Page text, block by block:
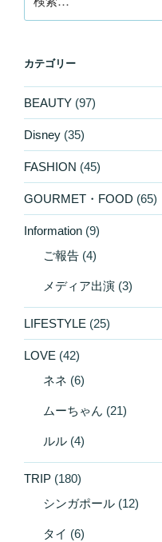
索:
カテゴリー
BEAUTY (97)
Disney (35)
FASHION (45)
GOURMET・FOOD (65)
Information (9)
ご報告 (4)
メディア出演 (3)
LIFESTYLE (25)
LOVE (42)
ネネ (6)
ムーちゃん (21)
ルル (4)
TRIP (180)
シンガポール (12)
タイ (6)